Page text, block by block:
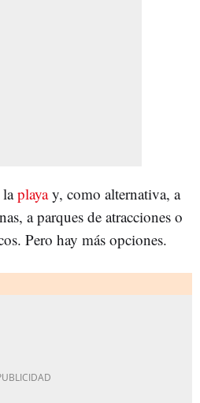
laplayay, como alternativa, a
a parques de atracciones o
Pero hay más opciones.